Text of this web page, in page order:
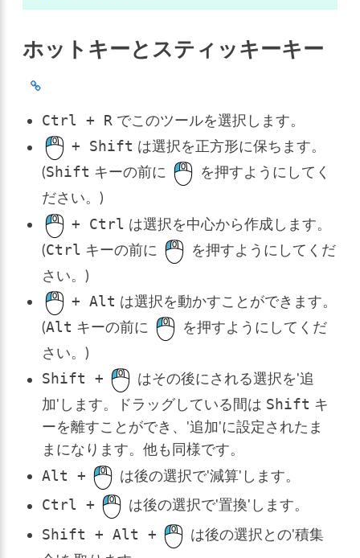
ホットキーとスティッキーキー
Ctrl + R でこのツールを選択します。
+ Shift は選択を正方形に保ちます。
(Shift キーの前に
を押すようにしてく
ださい。)
+ Ctrl は選択を中心から作成します。
(Ctrl キーの前に
を押すようにしてくだ
さい。)
+ Alt は選択を動かすことができます。
(Alt キーの前に
を押すようにしてくだ
さい。)
Shift +
はその後にされる選択を'追
加'します。ドラッグしている間は Shift キ
ーを離すことができ、'追加'に設定されたま
まになります。他も同様です。
Alt + は後の選択で'減算'します。
Ctrl + は後の選択で'置換'します。
Shift + Alt +
は後の選択との'積集